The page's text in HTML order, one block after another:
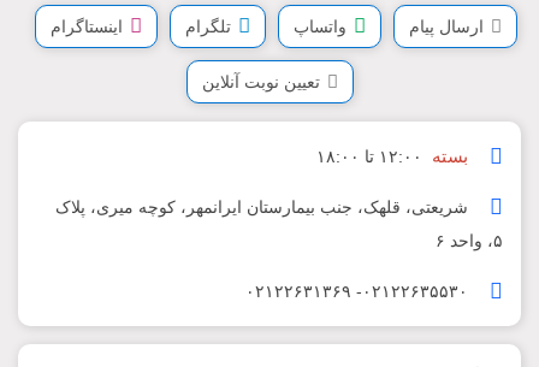
ارسال پیام واتساپ تلگرام اینستاگرام
تعیین نوبت آنلاین
بسته ۱۲:۰۰ تا ۱۸:۰۰
شریعتی، قلهک، جنب بیمارستان ایرانمهر، کوچه میری، پلاک
۵، واحد ۶
۰۲۱۲۲۶۳۵۵۳۰- ۰۲۱۲۲۶۳۱۳۶۹